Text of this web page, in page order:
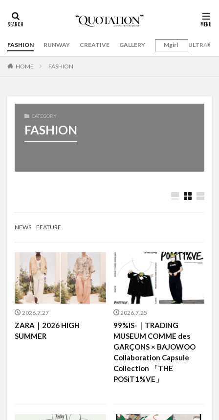
FASHION RUNWAY CREATIVE GALLERY Mgirl
HOME FASHION
CATEGORY
FASHION
NEWS FEATURE
2026.7.27
ZARA｜2026 HIGH
SUMMER
2026.7.25
99%IS-｜TRADING
MUSEUM COMME des
GARÇONS × BAJOWOO
Collaboration Capsule
Collection 「THE
POSiT1%VE」